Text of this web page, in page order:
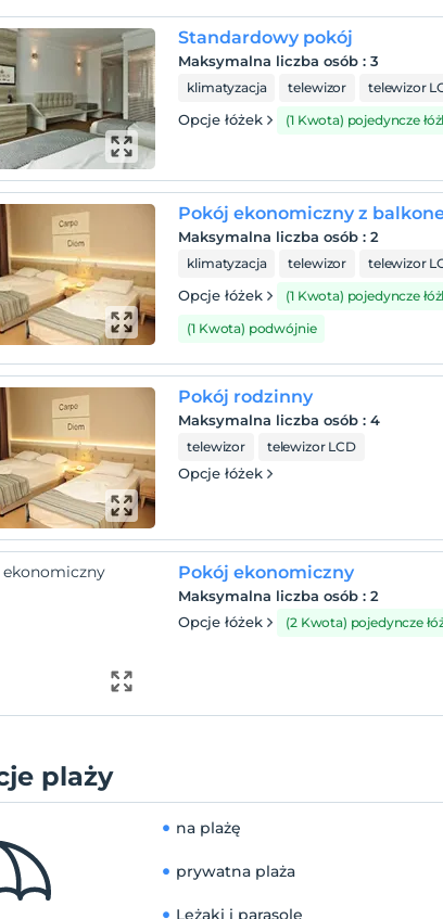
Standardowy pokój
Maksymalna liczba osób :3
klimatyzacja telewizor telewizor
Opcje łóżek (1 Kwota) pojedyncze
Pokój ekonomiczny z
Maksymalna liczba osób :2
klimatyzacja telewizor telewizor
Opcje łóżek (1 Kwota) pojedyncze
(1 Kwota) podwójnie
Pokój rodzinny
Maksymalna liczba osób :4
telewizor telewizor LCD
Opcje łóżek
Pokój ekonomiczny
Maksymalna liczba osób :2
Opcje łóżek
(2 Kwota) pojedyncze
plaży
na plażę
prywatna plaża
Leżaki i parasole